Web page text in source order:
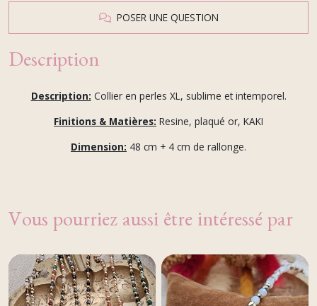
POSER UNE QUESTION
Description
Description: Collier en perles XL, sublime et intemporel.
Finitions & Matières: Resine, plaqué or, KAKI
Dimension: 48 cm + 4 cm de rallonge.
Vous pourriez aussi être intéressé par